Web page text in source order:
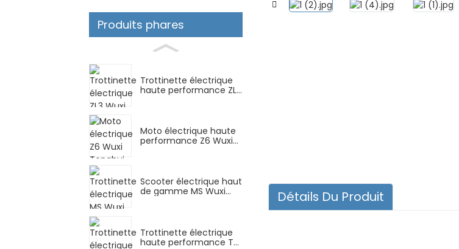
Produits phares
Trottinette électrique
haute performance ZL3
Moto électrique haute
performance Z6 Wuxi
Scooter électrique haut
de gamme MS Wuxi
Trottinette électrique
haute performance TSL
Détails Du Produit